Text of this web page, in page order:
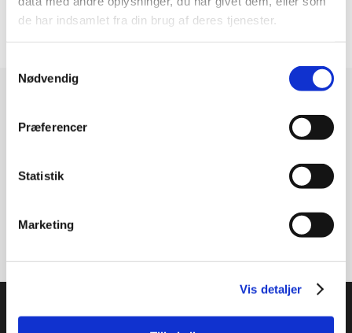
de har indsamlet fra din brug af deres tjenester.
Nødvendig
Præferencer
Statistik
Marketing
Vis detaljer
Bredde (mm) 4